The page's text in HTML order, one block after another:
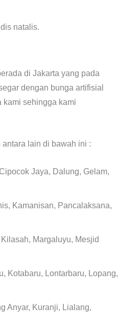
natalis.
di Jakarta yang pada
dengan bunga artifisial
kami sehingga kami
lain di bawah ini :
Jaya, Dalung, Gelam,
Kamanisan, Pancalaksana,
Margaluyu, Mesjid
Kotabaru, Lontarbaru, Lopang,
Anyar, Kuranji, Lialang,